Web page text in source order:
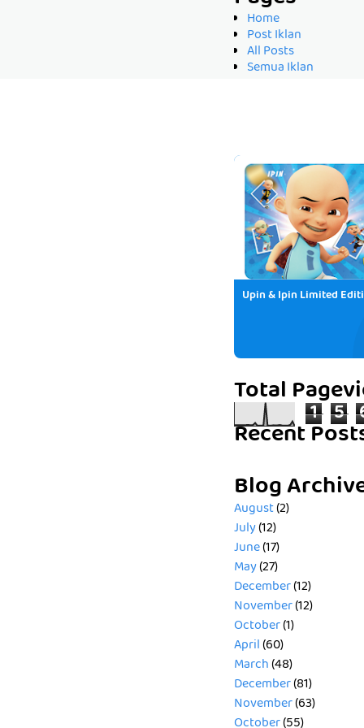
Home
Post Iklan
All Posts
Semua Iklan
Upin & Ipin Limited
Total
1 5
Recent
Blog
August(2)
July(12)
June(17)
May(27)
December(12)
November(12)
October(1)
April(60)
March(48)
December(81)
November(63)